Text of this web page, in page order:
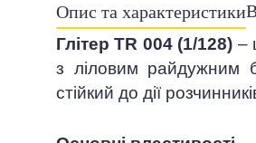
Опис та характеристики
Глітер TR 004 (1/128) –
з ліловим райдужним
стійкий до дії